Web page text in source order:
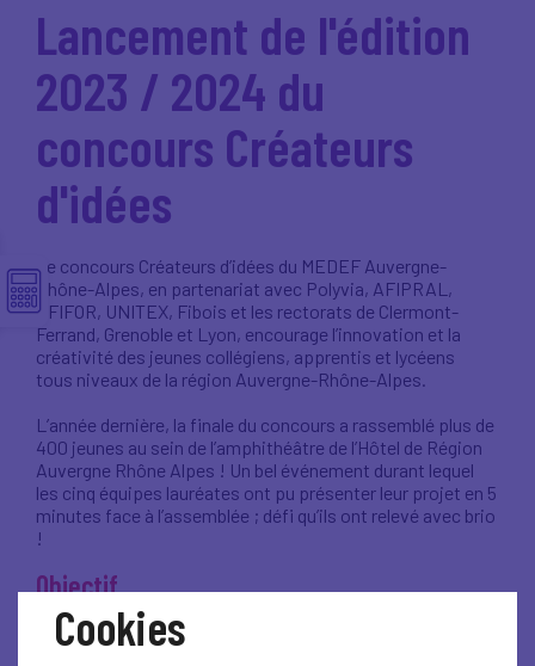
Lancement de l'édition
2023 / 2024 du
concours Créateurs
d'idées
Le concours Créateurs d’idées du MEDEF Auvergne-
Rhône-Alpes, en partenariat avec Polyvia, AFIPRAL,
AFIFOR, UNITEX, Fibois et les rectorats de Clermont-
Ferrand, Grenoble et Lyon, encourage l’innovation et la
créativité des jeunes collégiens, apprentis et lycéens
tous niveaux de la région Auvergne-Rhône-Alpes.
L’année dernière, la finale du concours a rassemblé plus de
400 jeunes au sein de l’amphithéâtre de l’Hôtel de Région
Auvergne Rhône Alpes ! Un bel événement durant lequel
les cinq équipes lauréates ont pu présenter leur projet en 5
minutes face à l’assemblée ; défi qu’ils ont relevé avec brio
!
Objectif
Inviter les élèves à imaginer un produit ou un service
Cookies